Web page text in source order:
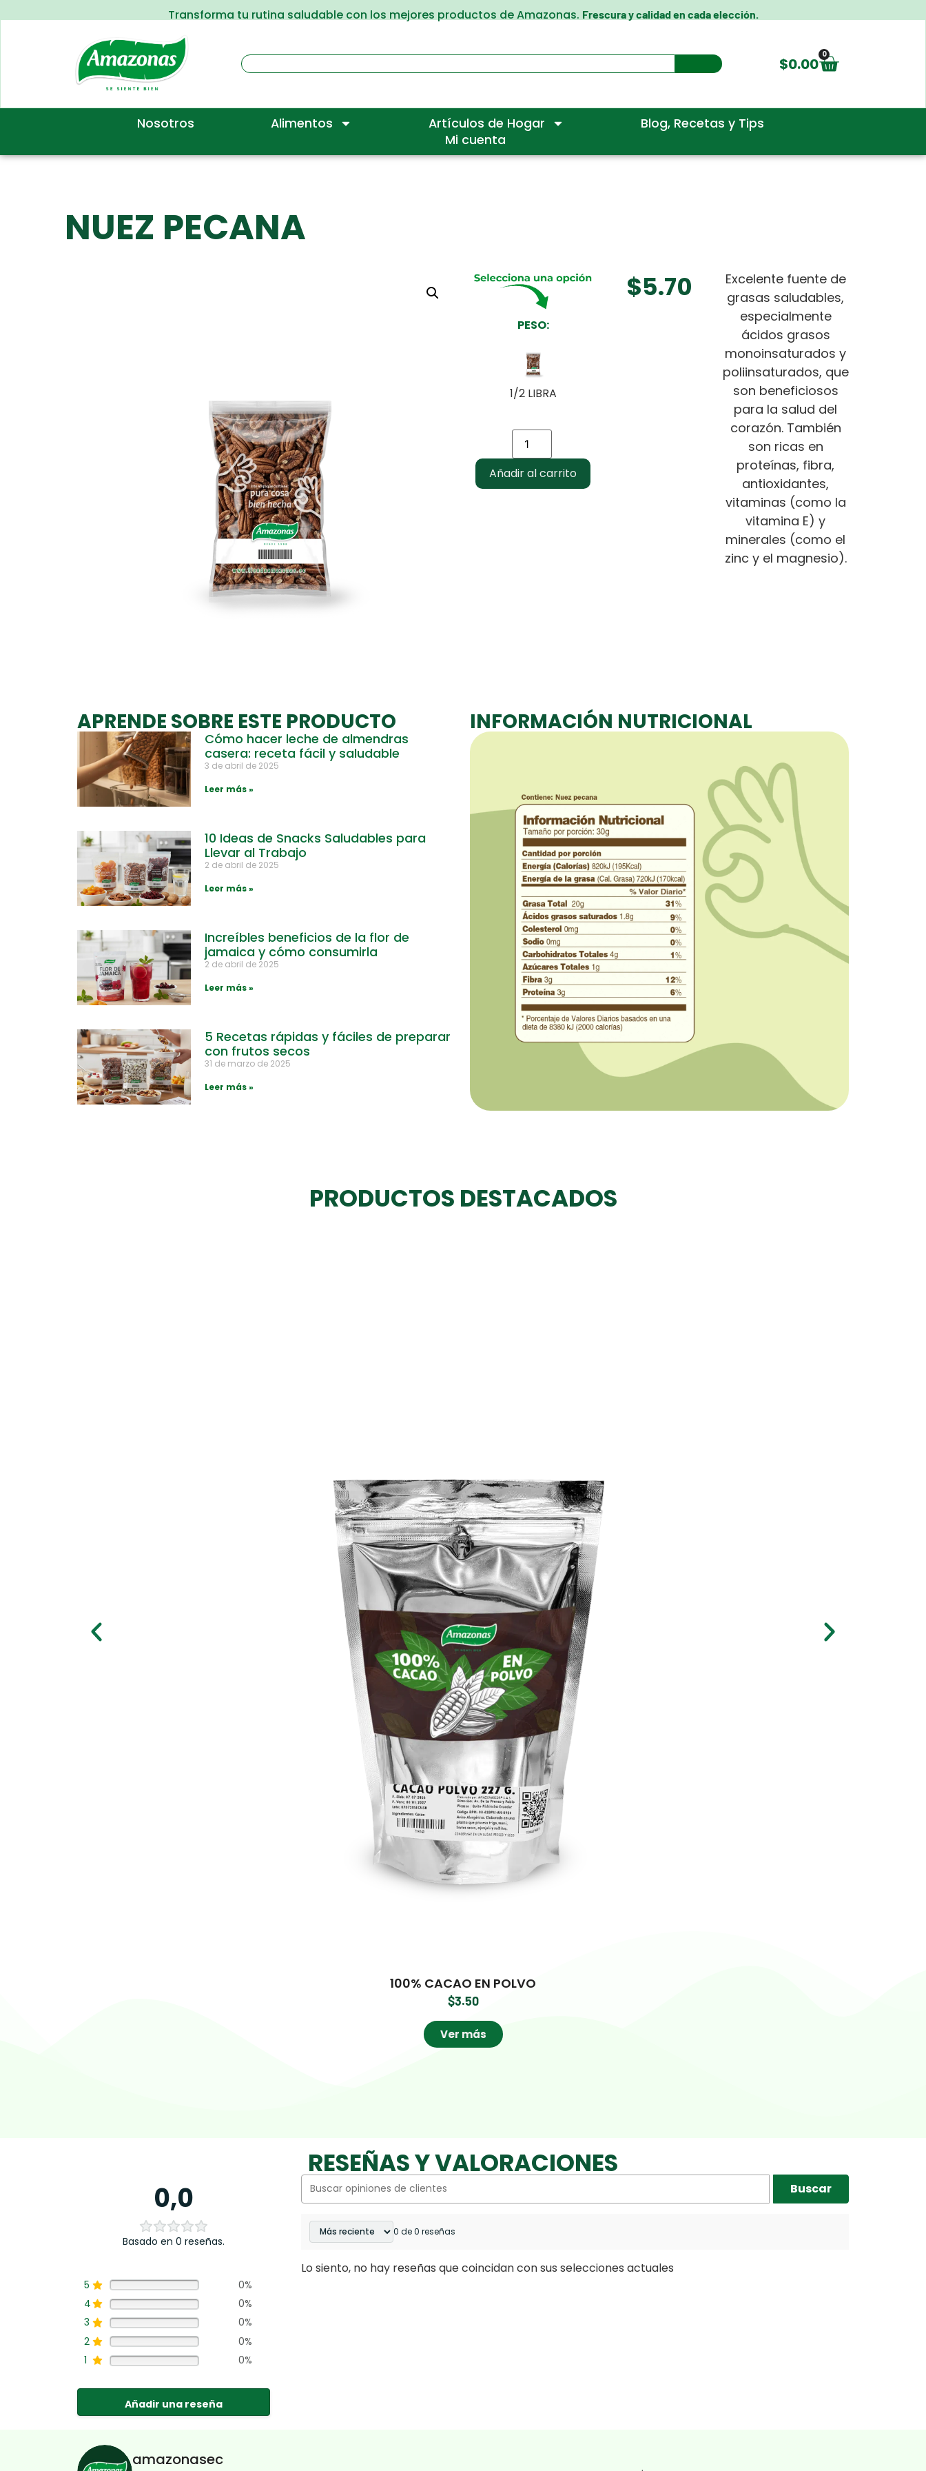
Transforma tu rutina saludable con los mejores productos de Amazonas. Frescura y calidad en cada elección.
$0.00
0
Nosotros Alimentos Artículos de Hogar
Blog, Recetas y Tips​
Mi cuenta
NUEZ PECANA
PESO:
1/2 LIBRA
Añadir al carrito
$5.70
Excelente fuente de
grasas saludables,
especialmente
ácidos grasos
monoinsaturados y
poliinsaturados, que
son beneficiosos
para la salud del
corazón. También
son ricas en
proteínas, fibra,
antioxidantes,
vitaminas (como la
vitamina E) y
minerales (como el
zinc y el magnesio).
INFORMACIÓN NUTRICIONAL
APRENDE SOBRE ESTE PRODUCTO
Cómo hacer leche de almendras
casera: receta fácil y saludable
3 de abril de 2025
Leer más »
10 Ideas de Snacks Saludables para
Llevar al Trabajo
2 de abril de 2025
Leer más »
Increíbles beneficios de la flor de
jamaica y cómo consumirla
2 de abril de 2025
Leer más »
5 Recetas rápidas y fáciles de preparar
con frutos secos
31 de marzo de 2025
Leer más »
PRODUCTOS DESTACADOS
100% CACAO EN POLVO
$3.50
Ver más
RESEÑAS Y VALORACIONES
0,0
Basado en 0 reseñas.
5
0%
4
0%
3
0%
2
0%
1
0%
Añadir una reseña
Buscar
0 de 0 reseñas
Lo siento, no hay reseñas que coincidan con sus selecciones actuales
amazonasec